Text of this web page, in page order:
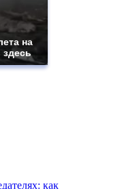
на
здесь
как